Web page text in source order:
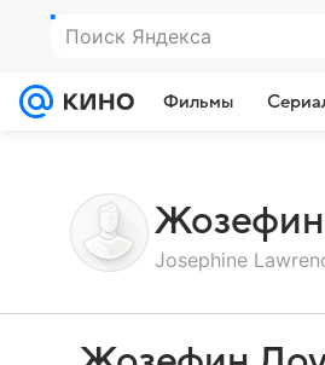
Поиск Яндекса
Фильмы
Josephine